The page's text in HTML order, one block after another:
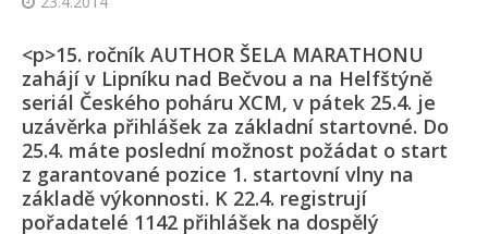
<p>15. ročník AUTHOR ŠELA MARATHONU
zahájí v Lipníku nad Bečvou a na Helfštýně
seriál Českého poháru XCM, v pátek 25.4. je
uzávěrka přihlášek za základní startovné. Do
25.4. máte poslední možnost požádat o start
z garantované pozice 1. startovní vlny na
základě výkonnosti. K 22.4. registrují
pořadatelé 1142 přihlášek na dospělý